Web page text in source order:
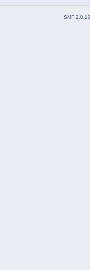
SMF 2.0.13